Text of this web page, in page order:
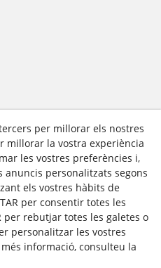
per millorar els nostres
millorar la vostra experiència
les vostres preferències i,
personalitzats segons
els vostres hàbits de
per consentir totes les
per rebutjar totes les galetes o
personalitzar les vostres
informació, consulteu la